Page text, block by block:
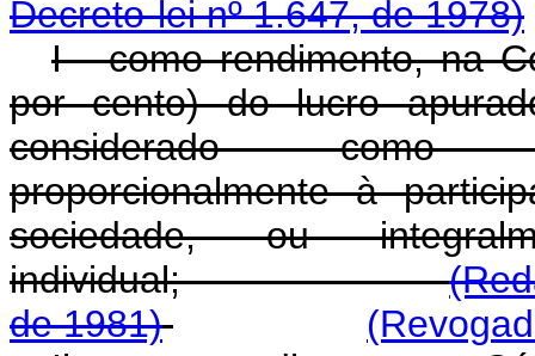
Decreto-lei nº 1.647, de 1978)
I - como rendimento, na
por cento) do lucro
considerado como
proporcionalmente à
sociedade, ou
individual;
de 1981)